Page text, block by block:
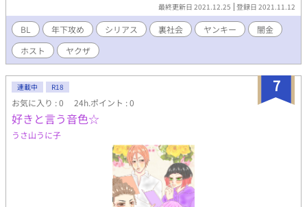
最終更新日 2021.12.25 登録日 2021.11.12
BL 年下攻め シリアス 裏社会 ヤンキー
闇金
ホスト
ヤクザ
7
連載中 R18
お気に入り : 0 24h.ポイント : 0
好きと言う音色☆
うさ山うに子